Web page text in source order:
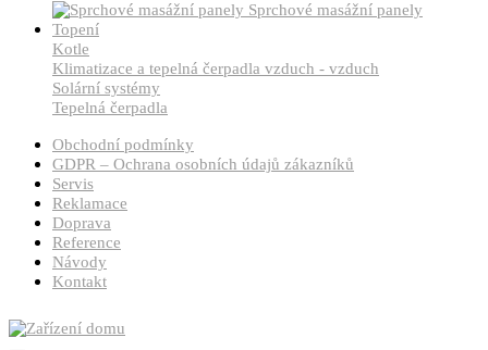
Sprchové masážní panely
Topení
Kotle
Klimatizace a tepelná čerpadla vzduch - vzduch
Solární systémy
Tepelná čerpadla
Obchodní podmínky
GDPR – Ochrana osobních údajů zákazníků
Servis
Reklamace
Doprava
Reference
Návody
Kontakt